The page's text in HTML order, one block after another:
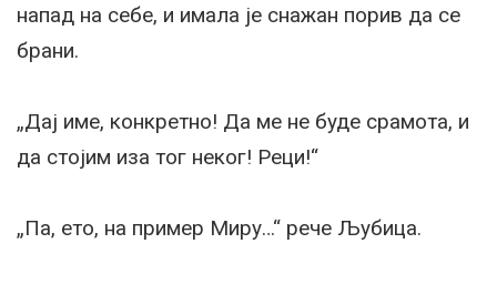
напад на себе, и имала је снажан порив да се
брани.
„Дај име, конкретно! Да ме не буде срамота, и
да стојим иза тог неког! Реци!“
„Па, ето, на пример Миру…“ рече Љубица.